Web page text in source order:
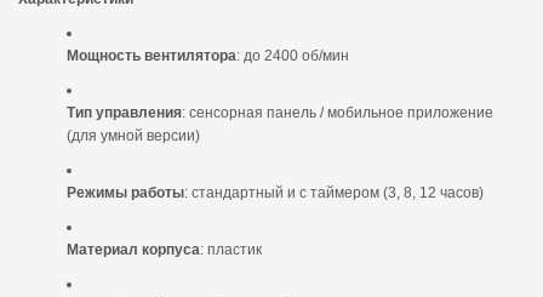
Мощность вентилятора: до 2400 об/мин
Тип управления: сенсорная панель / мобильное приложение
(для умной версии)
Режимы работы: стандартный и с таймером (3, 8, 12 часов)
Материал корпуса: пластик